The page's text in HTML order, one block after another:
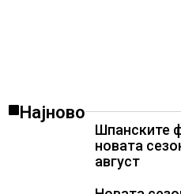
Најново
Шпанските
новата
август